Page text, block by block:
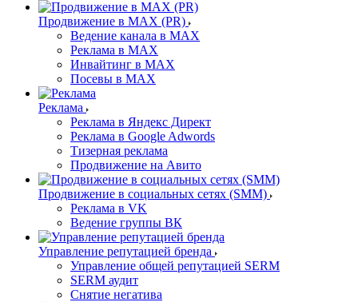
Продвижение в MAX (PR)
Ведение канала в MAX
Реклама в MAX
Инвайтинг в MAX
Посевы в MAX
Реклама
Реклама в Яндекс Директ
Реклама в Google Adwords
Тизерная реклама
Продвижение на Авито
Продвижение в социальных сетях (SMM)
Реклама в VK
Ведение группы ВК
Управление репутацией бренда
Управление общей репутацией SERM
SERM аудит
Снятие негатива